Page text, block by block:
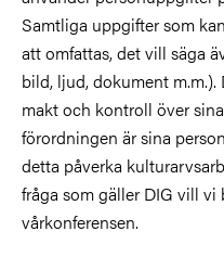
Samtliga uppgifter som
att omfattas, det vill säga
bild, ljud, dokument
makt och kontroll över
förordningen är sina
detta påverka
fråga som gäller DIG vill vi
vårkonferensen.